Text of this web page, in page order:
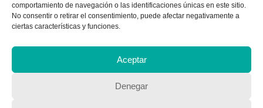
comportamiento de navegación o las identificaciones únicas en este sitio.
No consentir o retirar el consentimiento, puede afectar negativamente a
ciertas características y funciones.
Aceptar
Denegar